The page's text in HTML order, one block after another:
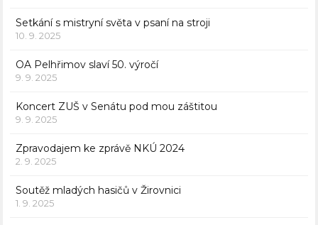
Setkání s mistryní světa v psaní na stroji
10. 9. 2025
OA Pelhřimov slaví 50. výročí
9. 9. 2025
Koncert ZUŠ v Senátu pod mou záštitou
9. 9. 2025
Zpravodajem ke zprávě NKÚ 2024
2. 9. 2025
Soutěž mladých hasičů v Žirovnici
1. 9. 2025